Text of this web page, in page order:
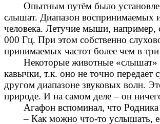
Опытным путём было
слышат. Диапазон воспринимаемых
человека. Летучие мыши,
000 Гц. При этом собственно
принимаемых частот более чем в три
Некоторые животные
кавычки, т.к. оно не точно
другом диапазоне звуковых волн.
природе. И на самом деле– он
Агафон вспоминал, что Родника
–Как можно что-то услышать,